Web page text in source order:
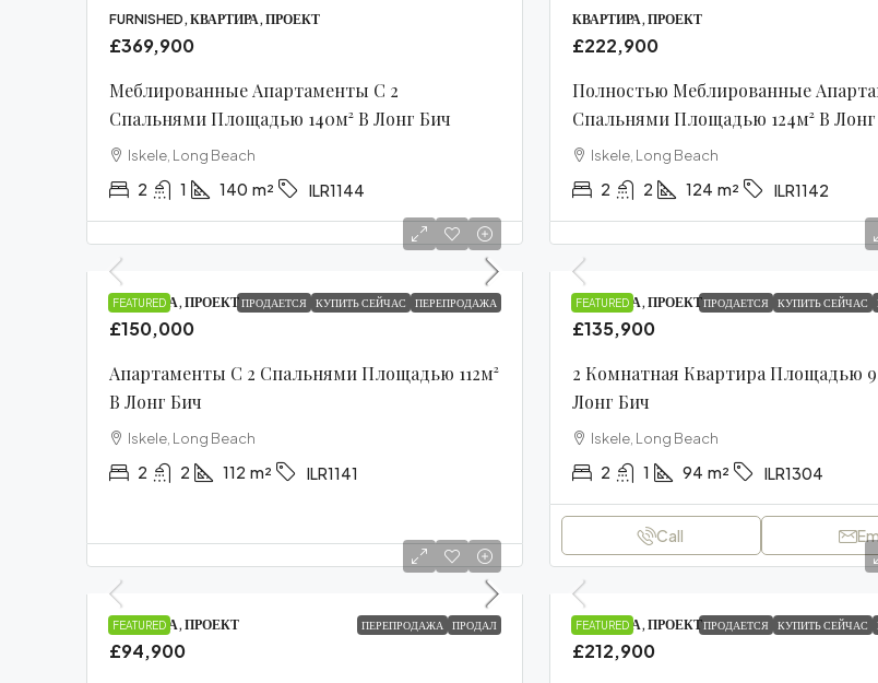
FURNISHED, КВАРТИРА, ПРОЕКТ
£369,900
Меблированные Апартаменты С 2
Спальнями Площадью 140м² В Лонг Бич
Iskele, Long Beach
2 1 140 m² ILR1144
КВАРТИРА, ПРОЕКТ
£222,900
Полностью Меблированные
Спальнями Площадью 124м² В
Iskele, Long Beach
2 2 124 m² ILR1142
FEATURED ПРОДАЕТСЯ КУПИТЬ СЕЙЧАС ПЕРЕПРОДАЖА
КВАРТИРА, ПРОЕКТ
£150,000
Апартаменты С 2 Спальнями Площадью 112м²
В Лонг Бич
Iskele, Long Beach
2 2 112 m² ILR1141
FEATURED ПРОДАЕТСЯ КУПИТЬ СЕЙЧАС
КВАРТИРА, ПРОЕКТ
£135,900
2 Комнатная Квартира Площадью
Лонг Бич
Iskele, Long Beach
2 1 94 m² ILR1304
Call
FEATURED ПЕРЕПРОДАЖА ПРОДАЛ
КВАРТИРА, ПРОЕКТ
£94,900
FEATURED ПРОДАЕТСЯ КУПИТЬ СЕЙЧАС
КВАРТИРА, ПРОЕКТ
£212,900